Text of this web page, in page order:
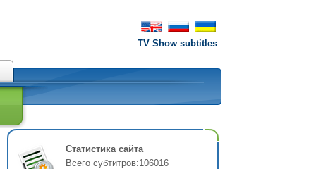
TV Show subtitles
Статистика сайта
Всего субтитров:106016